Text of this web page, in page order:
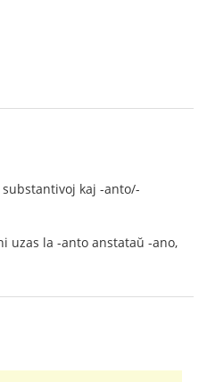
kaj -anto/-
uzas la -anto anstataŭ -ano,